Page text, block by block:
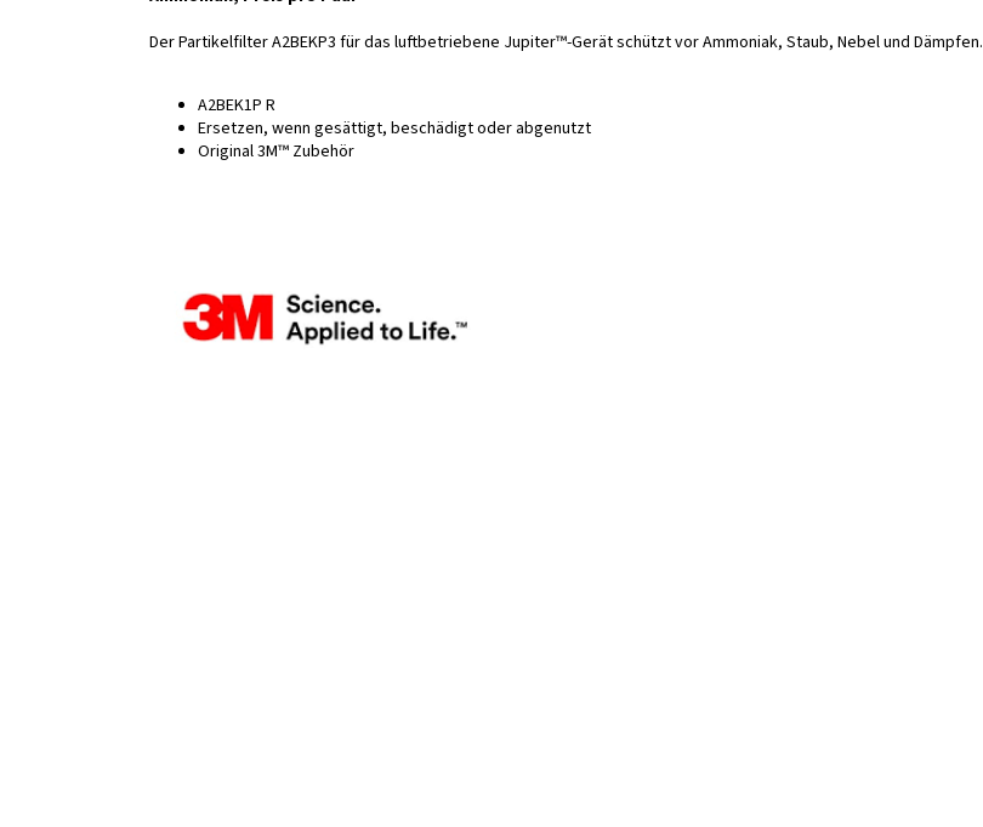
Der Partikelfilter A2BEKP3 für das luftbetriebene Jupiter™-Gerät schützt vor Ammoniak, Staub, Nebel und Dämpfen.
A2BEK1P R
Ersetzen, wenn gesättigt, beschädigt oder abgenutzt
Original 3M™ Zubehör